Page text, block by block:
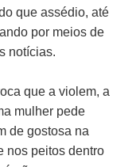
que assédio, até
por meios de
notícias.
que a violem, a
mulher pede
de gostosa na
nos peitos dentro